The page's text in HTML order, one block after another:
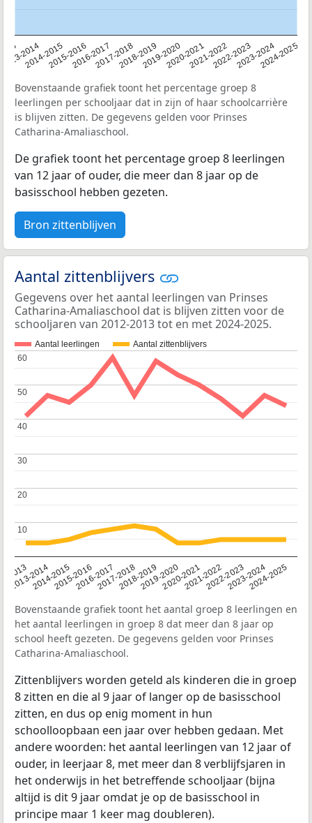
2013-20142014-20152015-20162016-20172017-20182018-20192019-20202020-20212021-20222022-20232023-20242024-2025
Bovenstaande grafiek toont het percentage groep 8
leerlingen per schooljaar dat in zijn of haar schoolcarrière
is blijven zitten. De gegevens gelden voor Prinses
Catharina-Amaliaschool.
De grafiek toont het percentage groep 8 leerlingen
van 12 jaar of ouder, die meer dan 8 jaar op de
basisschool hebben gezeten.
Bron zittenblijven
Aantal zittenblijvers
Gegevens over het aantal leerlingen van Prinses
Catharina-Amaliaschool dat is blijven zitten voor de
schooljaren van 2012-2013 tot en met 2024-2025.
Aantal leerlingen Aantal zittenblijvers
2013
2013-2014
2014-20152015-20162016-20172017-20182018-20192019-20202020-20212021-20222022-20232023-20242024-2025
10
10
20
20
30
30
40
40
50
50
60
60
Bovenstaande grafiek toont het aantal groep 8 leerlingen en
het aantal leerlingen in groep 8 dat meer dan 8 jaar op
school heeft gezeten. De gegevens gelden voor Prinses
Catharina-Amaliaschool.
Zittenblijvers worden geteld als kinderen die in groep
8 zitten en die al 9 jaar of langer op de basisschool
zitten, en dus op enig moment in hun
schoolloopbaan een jaar over hebben gedaan. Met
andere woorden: het aantal leerlingen van 12 jaar of
ouder, in leerjaar 8, met meer dan 8 verblijfsjaren in
het onderwijs in het betreffende schooljaar (bijna
altijd is dit 9 jaar omdat je op de basisschool in
principe maar 1 keer mag doubleren).